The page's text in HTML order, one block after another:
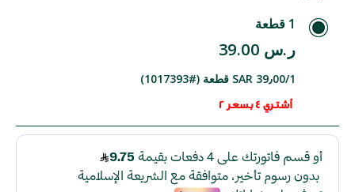
1 قطعة
ر.س 39.00
SAR 39٫00/1 قطعة (#1017393)
أشتري 4 بسعر 2